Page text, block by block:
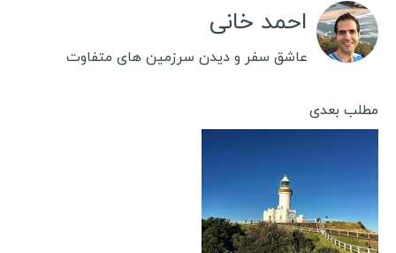
احمد خانی
عاشق سفر و دیدن سرزمین های متفاوت
مطلب بعدی